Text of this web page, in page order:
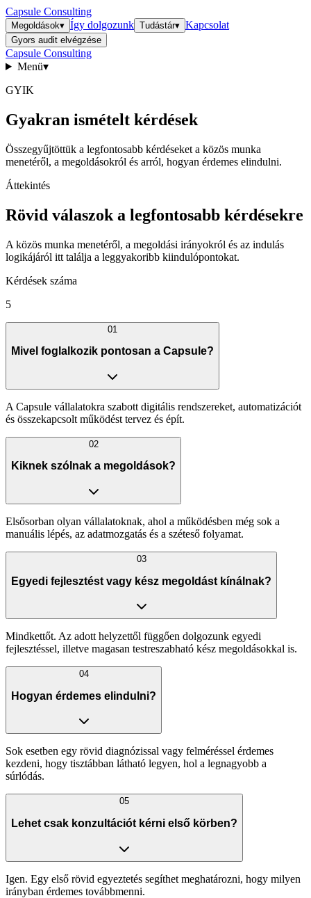
Capsule Consulting
Megoldások▾ Így dolgozunk Tudástár▾ Kapcsolat
Gyors audit elvégzése
Capsule Consulting
Menü▾
GYIK
Gyakran ismételt kérdések
Összegyűjtöttük a legfontosabb kérdéseket a közös munka
menetéről, a megoldásokról és arról, hogyan érdemes elindulni.
Áttekintés
Rövid válaszok a legfontosabb kérdésekre
A közös munka menetéről, a megoldási irányokról és az indulás
logikájáról itt találja a leggyakoribb kiindulópontokat.
Kérdések száma
5
01
Mivel foglalkozik pontosan a Capsule?
A Capsule vállalatokra szabott digitális rendszereket, automatizációt
és összekapcsolt működést tervez és épít.
02
Kiknek szólnak a megoldások?
Elsősorban olyan vállalatoknak, ahol a működésben még sok a
manuális lépés, az adatmozgatás és a széteső folyamat.
03
Egyedi fejlesztést vagy kész megoldást kínálnak?
Mindkettőt. Az adott helyzettől függően dolgozunk egyedi
fejlesztéssel, illetve magasan testreszabható kész megoldásokkal is.
04
Hogyan érdemes elindulni?
Sok esetben egy rövid diagnózissal vagy felméréssel érdemes
kezdeni, hogy tisztábban látható legyen, hol a legnagyobb a
súrlódás.
05
Lehet csak konzultációt kérni első körben?
Igen. Egy első rövid egyeztetés segíthet meghatározni, hogy milyen
irányban érdemes továbbmenni.